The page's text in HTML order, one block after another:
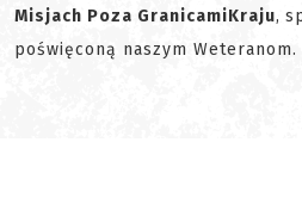
Misjach Poza GranicamiKraju,
poświęconą naszym Weteranom.